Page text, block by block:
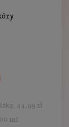
44,99 zł
ml